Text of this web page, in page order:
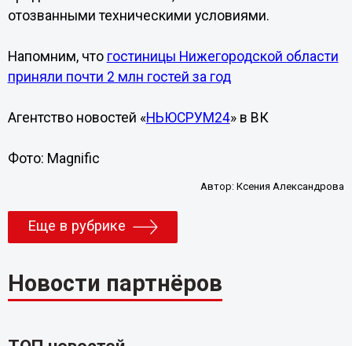
отозванными техническими условиями.
Напомним, что гостиницы Нижегородской области
приняли почти 2 млн гостей за год
Агентство новостей «НЬЮСРУМ24» в ВК
Фото: Magnific
Автор:Ксения Александрова
Еще в рубрике
Новости партнёров